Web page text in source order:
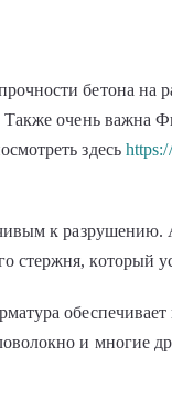
бетона на
очень важна
здесь
к разрушению.
стержня, который
и многие